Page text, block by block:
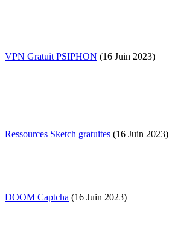
VPN Gratuit PSIPHON (16 Juin 2023)
Ressources Sketch gratuites (16 Juin 2023)
DOOM Captcha (16 Juin 2023)